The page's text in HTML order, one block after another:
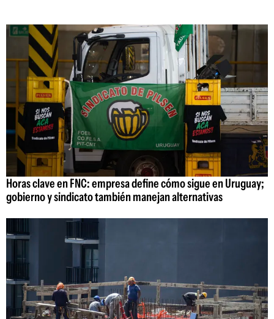
Horas clave en FNC: empresa define cómo sigue en Uruguay;
gobierno y sindicato también manejan alternativas